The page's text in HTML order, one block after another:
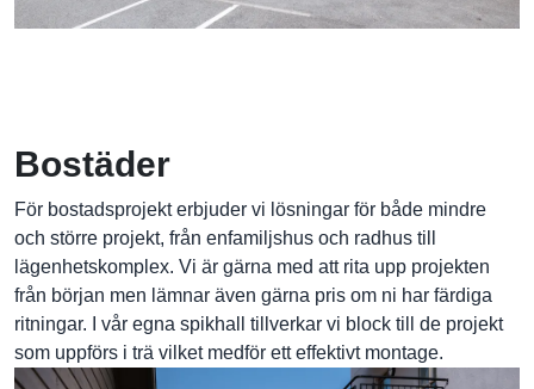
Bostäder
För bostadsprojekt erbjuder vi lösningar för både mindre
och större projekt, från enfamiljshus och radhus till
lägenhetskomplex. Vi är gärna med att rita upp projekten
från början men lämnar även gärna pris om ni har färdiga
ritningar. I vår egna spikhall tillverkar vi block till de projekt
som uppförs i trä vilket medför ett effektivt montage.